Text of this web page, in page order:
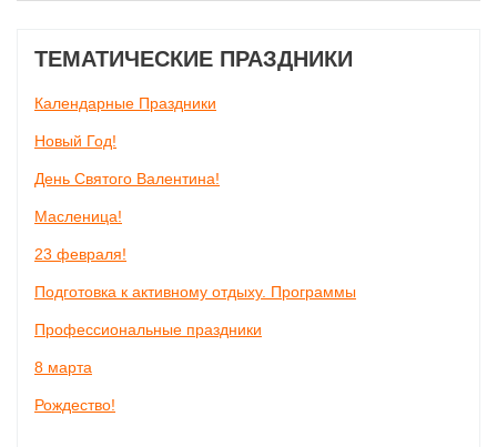
ТЕМАТИЧЕСКИЕ ПРАЗДНИКИ
Календарные Праздники
Новый Год!
День Святого Валентина!
Масленица!
23 февраля!
Подготовка к активному отдыху. Программы
Профессиональные праздники
8 марта
Рождество!